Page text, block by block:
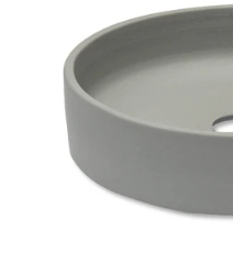
内装用建材
ロートアイアン
メンテナンス・施工材
横浜スマート
ショールー
修理お問い合わせ
説明書・図面検索
お役立ち情報
ミラタップチャンネル
自分らしい家づくり
SUVACO